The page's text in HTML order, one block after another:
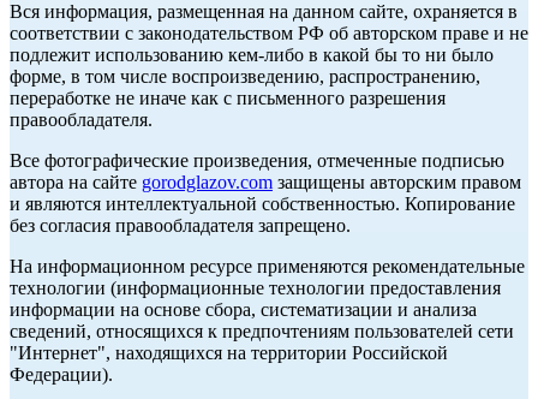
Вся информация, размещенная на данном сайте, охраняется в
соответствии с законодательством РФ об авторском праве и не
подлежит использованию кем-либо в какой бы то ни было
форме, в том числе воспроизведению, распространению,
переработке не иначе как с письменного разрешения
правообладателя.
Все фотографические произведения, отмеченные подписью
автора на сайте gorodglazov.com защищены авторским правом
и являются интеллектуальной собственностью. Копирование
без согласия правообладателя запрещено.
На информационном ресурсе применяются рекомендательные
технологии (информационные технологии предоставления
информации на основе сбора, систематизации и анализа
сведений, относящихся к предпочтениям пользователей сети
"Интернет", находящихся на территории Российской
Федерации).